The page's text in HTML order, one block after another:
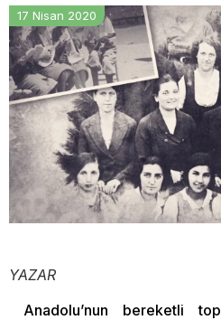
17 Nisan 2020
YAZAR
Anadolu’nun bereketli